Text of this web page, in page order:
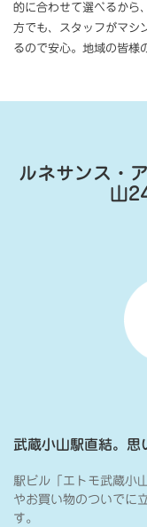
的に合わせて選べるから
方でも、スタッフがマシ
るので安心。地域の皆様
ルネサンス・
山
武蔵小山駅直結。思
駅ビル「エトモ武蔵小
やお買い物のついでに
す。